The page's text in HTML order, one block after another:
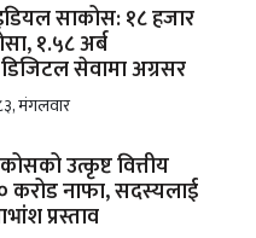
साकोस: १८ हजार
१.५८ अर्ब
सेवामा अग्रसर
मंगलवार
उत्कृष्ट वित्तीय
करोड नाफा, सदस्यलाई
प्रस्ताव